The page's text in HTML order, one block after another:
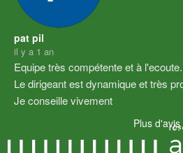
pat pil
il y a 1 an
Equipe très compétente et à l'ecoute.
Le dirigeant est dynamique et très
Je conseille vivement
Plus d'avis